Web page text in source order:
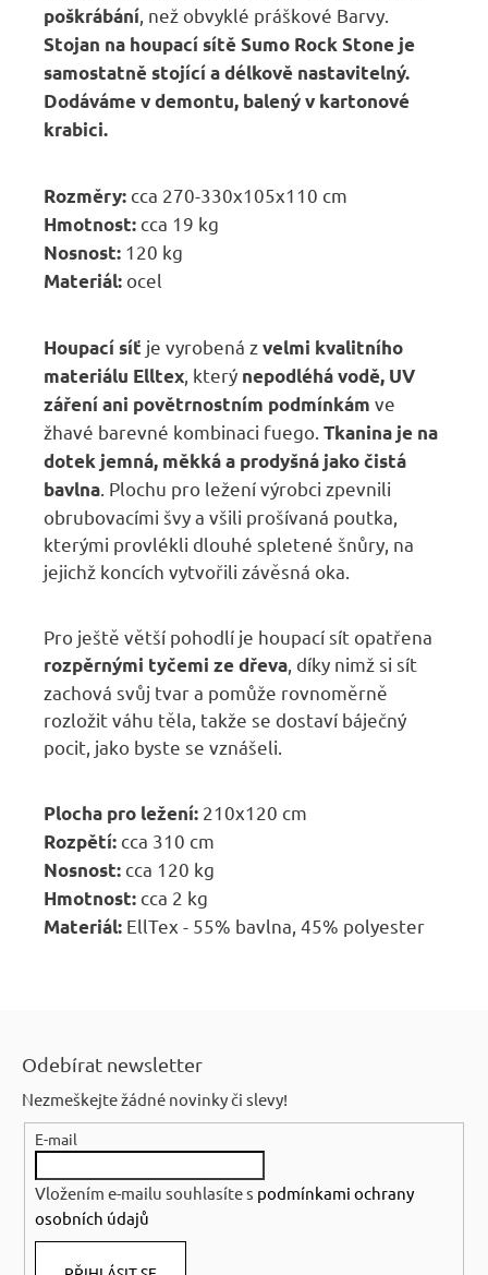
poškrábání , než obvyklé práškové Barvy.
Stojan na houpací sítě Sumo Rock Stone je
samostatně stojící a délkově nastavitelný.
Dodáváme v demontu, balený v kartonové
krabici.
Rozměry:cca 270-330x105x110 cm
Hmotnost:cca 19 kg
Nosnost: 120 kg
Materiál:ocel
Houpací síť je vyrobená zvelmi kvalitního
materiálu Elltex , který nepodléhá vodě, UV
záření ani povětrnostním podmínkám ve
žhavé barevné kombinaci fuego. Tkanina je na
dotek jemná, měkká a prodyšná jako čistá
bavlna . Plochu pro ležení výrobci zpevnili
obrubovacími švy a všili prošívaná poutka,
kterými provlékli dlouhé spletené šnůry, na
jejichž koncích vytvořili závěsná oka.
Pro ještě větší pohodlí je houpací sít opatřena
rozpěrnými tyčemi ze dřeva , díky nimž si sít
zachová svůj tvar a pomůže rovnoměrně
rozložit váhu těla, takže se dostaví báječný
pocit, jako byste se vznášeli.
Plocha pro ležení: 210x120 cm
Rozpětí:cca 310 cm
Nosnost:cca 120 kg
Hmotnost:cca 2 kg
Materiál: EllTex - 55% bavlna, 45% polyester
Odebírat newsletter
Nezmeškejte žádné novinky či slevy!
E-mail
Vložením e-mailu souhlasíte s podmínkami ochrany
osobních údajů